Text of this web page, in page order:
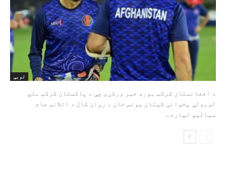
لوبې
د افغانستان کرکټ بورډ خبر ورکړی چې د پاکستان کرکټ ملي
لوبډلې پخوانی کپتان یونس خان د روان کال د اتلانو جام
سیالیو لپاره...